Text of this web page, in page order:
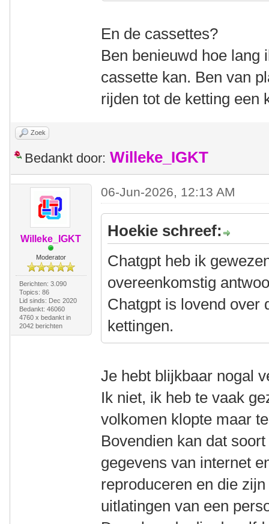
En de cassettes?
Ben benieuwd hoe lang
cassette kan. Ben van
rijden tot de ketting een
Zoek
Bedankt door: Willeke_IGKT
Willeke_IGKT
Moderator
Berichten: 3.090
Topics: 86
Lid sinds: Dec 2020
Bedankt: 46060
4760 x bedankt in
2042 berichten
06-Jun-2026, 12:13 AM
Hoekie schreef:
Chatgpt heb ik
overeenkomstig
Chatgpt is lovend over
kettingen.
Je hebt blijkbaar nogal
Ik niet, ik heb te vaak
volkomen klopte maar
Bovendien kan dat
gegevens van internet
reproduceren en die
uitlatingen van een